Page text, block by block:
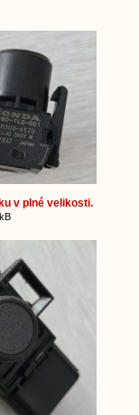
v plné velikosti.